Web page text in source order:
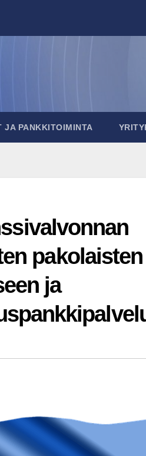
JA PANKKITOIMINTA
pakolaisten
ja